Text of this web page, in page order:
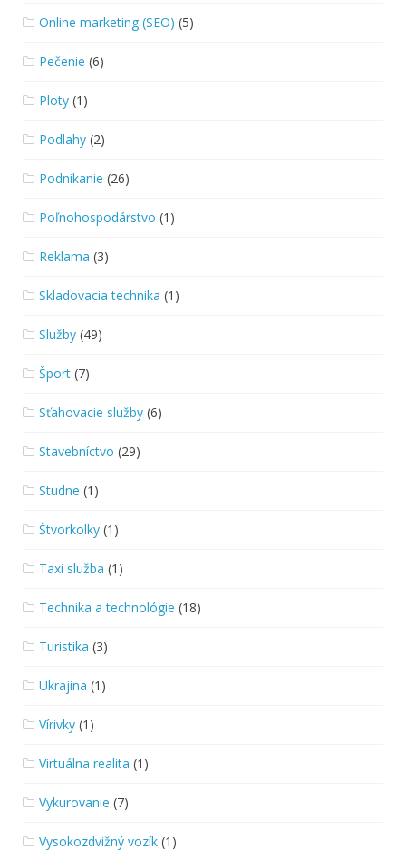
Online marketing (SEO) (5)
Pečenie (6)
Ploty (1)
Podlahy (2)
Podnikanie (26)
Poľnohospodárstvo (1)
Reklama (3)
Skladovacia technika (1)
Služby (49)
Šport (7)
Sťahovacie služby (6)
Stavebníctvo (29)
Studne (1)
Štvorkolky (1)
Taxi služba (1)
Technika a technológie (18)
Turistika (3)
Ukrajina (1)
Vírivky (1)
Virtuálna realita (1)
Vykurovanie (7)
Vysokozdvižný vozík (1)